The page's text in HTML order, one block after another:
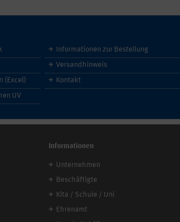
(Excel)
UV
Informationen zur Bestellung
Versandhinweis
Kontakt
Informationen
Unternehmen
Beschäftigte
Kita / Schule / Uni
Ehrenamt